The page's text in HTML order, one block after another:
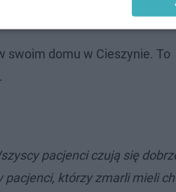
swoim domu w Cieszynie. To
pacjenci czują się
pacjenci, którzy zmarli mieli